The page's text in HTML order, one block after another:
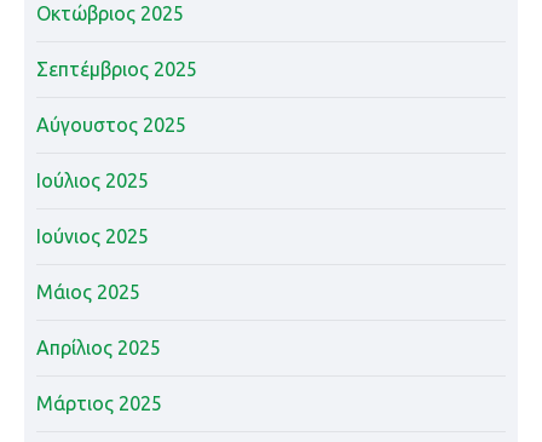
Οκτώβριος 2025
Σεπτέμβριος 2025
Αύγουστος 2025
Ιούλιος 2025
Ιούνιος 2025
Μάιος 2025
Απρίλιος 2025
Μάρτιος 2025